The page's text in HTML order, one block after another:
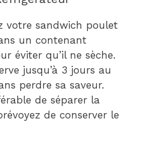
votre sandwich poulet
un contenant
éviter qu’il ne sèche.
jusqu’à 3 jours au
perdre sa saveur.
de séparer la
de conserver le